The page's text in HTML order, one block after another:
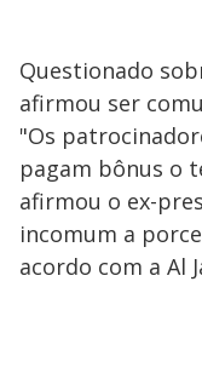
Questionado
afirmou ser
"Os
pagam bônus o
afirmou o ex-
incomum a
acordo com a Al